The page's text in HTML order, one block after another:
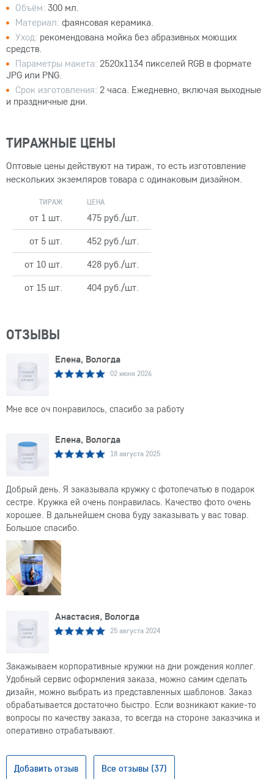
Объём: 300 мл.
Материал: фаянсовая керамика.
Уход: рекомендована мойка без абразивных моющих
средств.
Параметры макета: 2520x1134 пикселей RGB в формате
JPG или PNG.
Срок изготовления: 2 часа. Ежедневно, включая выходные
и праздничные дни.
ТИРАЖНЫЕ ЦЕНЫ
Оптовые цены действуют на тираж, то есть изготовление
нескольких экземляров товара с одинаковым дизайном.
ТИРАЖ ЦЕНА
от 1 шт.
475 руб./шт.
от 5 шт.
452 руб./шт.
от 10 шт.
428 руб./шт.
от 15 шт.
404 руб./шт.
ОТЗЫВЫ
Елена, Вологда
02 июня 2026
Мне все оч понравилось, спасибо за работу
Елена, Вологда
18 августа 2025
Добрый день. Я заказывала кружку с фотопечатью в подарок
сестре. Кружка ей очень понравилась. Качество фото очень
хорошее. В дальнейшем снова буду заказывать у вас товар.
Большое спасибо.
Анастасия, Вологда
25 августа 2024
Закажываем корпоративные кружки на дни рождения коллег.
Удобный сервис оформления заказа, можно самим сделать
дизайн, можно выбрать из представленных шаблонов. Заказ
обрабатывается достаточно быстро. Если возникают какие-то
вопросы по качеству заказа, то всегда на стороне заказчика и
оперативно отрабатывают.
Добавить отзыв Все отзывы (37)